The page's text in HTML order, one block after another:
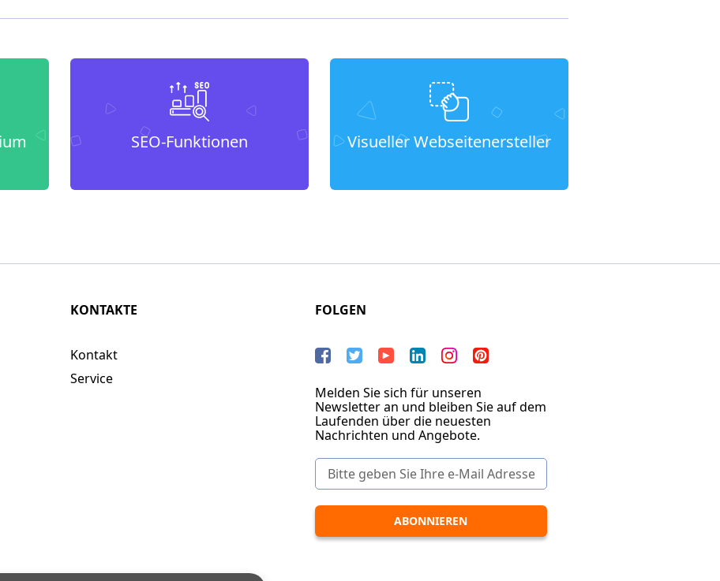
SEO-Funktionen Visueller Webseitenersteller
KONTAKTE
Kontakt
Service
FOLGEN
Melden Sie sich für unseren
Newsletter an und bleiben Sie auf dem
Laufenden über die neuesten
Nachrichten und Angebote.